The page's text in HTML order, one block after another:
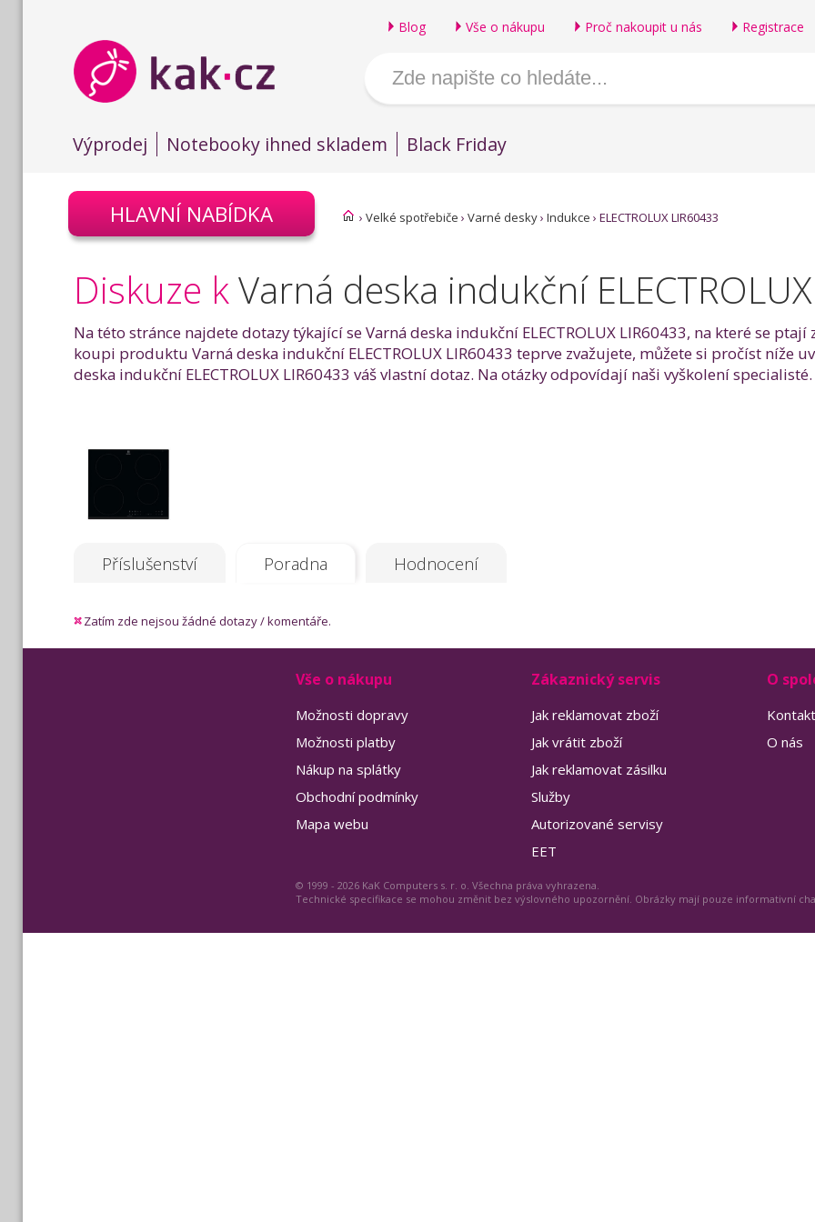
Blog Vše o nákupu Proč nakoupit u nás Registrace
Výprodej Notebooky ihned skladem Black Friday
HLAVNÍ NABÍDKA › Velké spotřebiče › Varné desky› Indukce › ELECTROLUX LIR60433
Diskuze kVarná deska indukční
Na této stránce najdete dotazy týkající se Varná deska indukční ELECTROLUX LIR60433, na které se
koupi produktu Varná deska indukční ELECTROLUX LIR60433 teprve zvažujete, můžete si pročíst níže
deska indukční ELECTROLUX LIR60433 váš vlastní dotaz. Na otázky odpovídají naši vyškolení specialisté.
Příslušenství Poradna Hodnocení
Zatím zde nejsou žádné dotazy / komentáře.
Vše o nákupu
Možnosti dopravy
Možnosti platby
Nákup na splátky
Obchodní podmínky
Mapa webu
Zákaznický servis
Jak reklamovat zboží
Jak vrátit zboží
Jak reklamovat zásilku
Služby
Autorizované servisy
EET
O
O nás
© 1999 - 2026 KaK Computers s. r. o. Všechna práva vyhrazena.
Technické specifikace se mohou změnit bez výslovného upozornění. Obrázky mají pouze informativní